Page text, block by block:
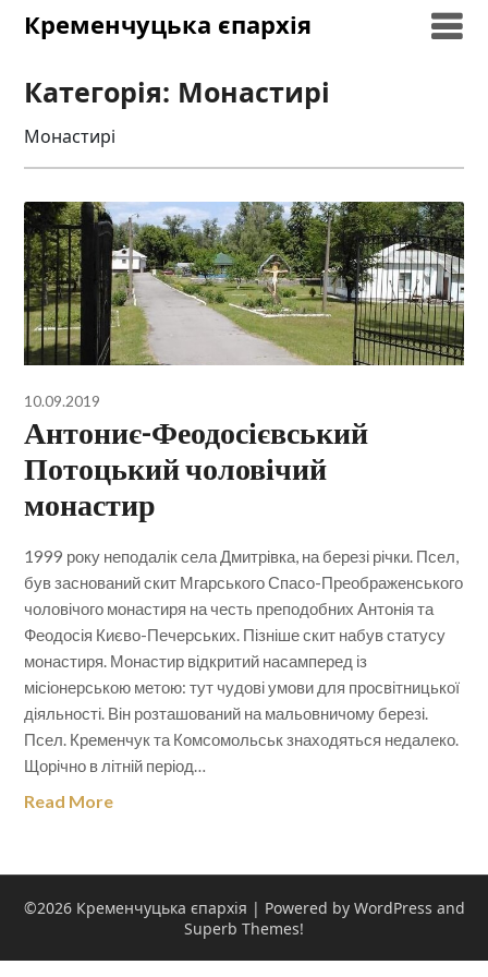
SkipКременчуцька єпархія
Категорія: Монастирі
Монастирі
10.09.2019
Антониє-Феодосієвський
Потоцький чоловічий
монастир
1999 року неподалік села Дмитрівка, на березі річки. Псел,
був заснований скит Мгарського Спасо-Преображенського
чоловічого монастиря на честь преподобних Антонія та
Феодосія Києво-Печерських. Пізніше скит набув статусу
монастиря. Монастир відкритий насамперед із
місіонерською метою: тут чудові умови для просвітницької
діяльності. Він розташований на мальовничому березі.
Псел. Кременчук та Комсомольськ знаходяться недалеко.
Щорічно в літній період…
Read More
©2026 Кременчуцька єпархія | Powered by WordPress and
Superb Themes!